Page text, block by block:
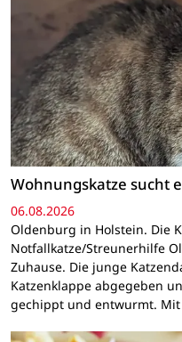
Wohnungskatze sucht
06.08.2026
Oldenburg in Holstein. Die
Notfallkatze/Streunerhilfe
Zuhause. Die junge
Katzenklappe abgegeben
gechippt und entwurmt. Mit